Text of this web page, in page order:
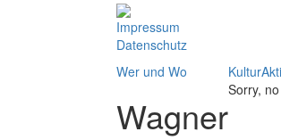
Impressum
Datenschutz
Wer und Wo
Wagner
Sorry,